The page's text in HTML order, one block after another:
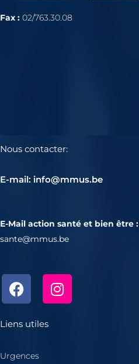
Fax : 02/763.30.08
Nous contacter:
E-mail: info@mmus.be
E-Mail action santé et bien être :
sante@mmus.be
F
a
c
e
o
I
n
s
Liens utiles
Urgences